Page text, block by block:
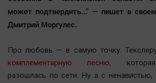
может подтвердить..." — пишет в
Дмитрий Моргулес.
Про любовь — в самую точку.
комплементарную песню, которая
разошлась по сети. Ну а с